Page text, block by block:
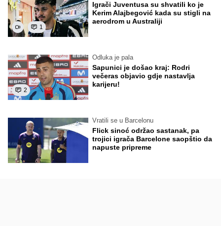
1
Igrači Juventusa su shvatili ko je
Kerim Alajbegović kada su stigli na
aerodrom u Australiji
2
Odluka je pala
Sapunici je došao kraj: Rodri
večeras objavio gdje nastavlja
karijeru!
Vratili se u Barcelonu
Flick sinoć održao sastanak, pa
trojici igrača Barcelone saopštio da
napuste pripreme